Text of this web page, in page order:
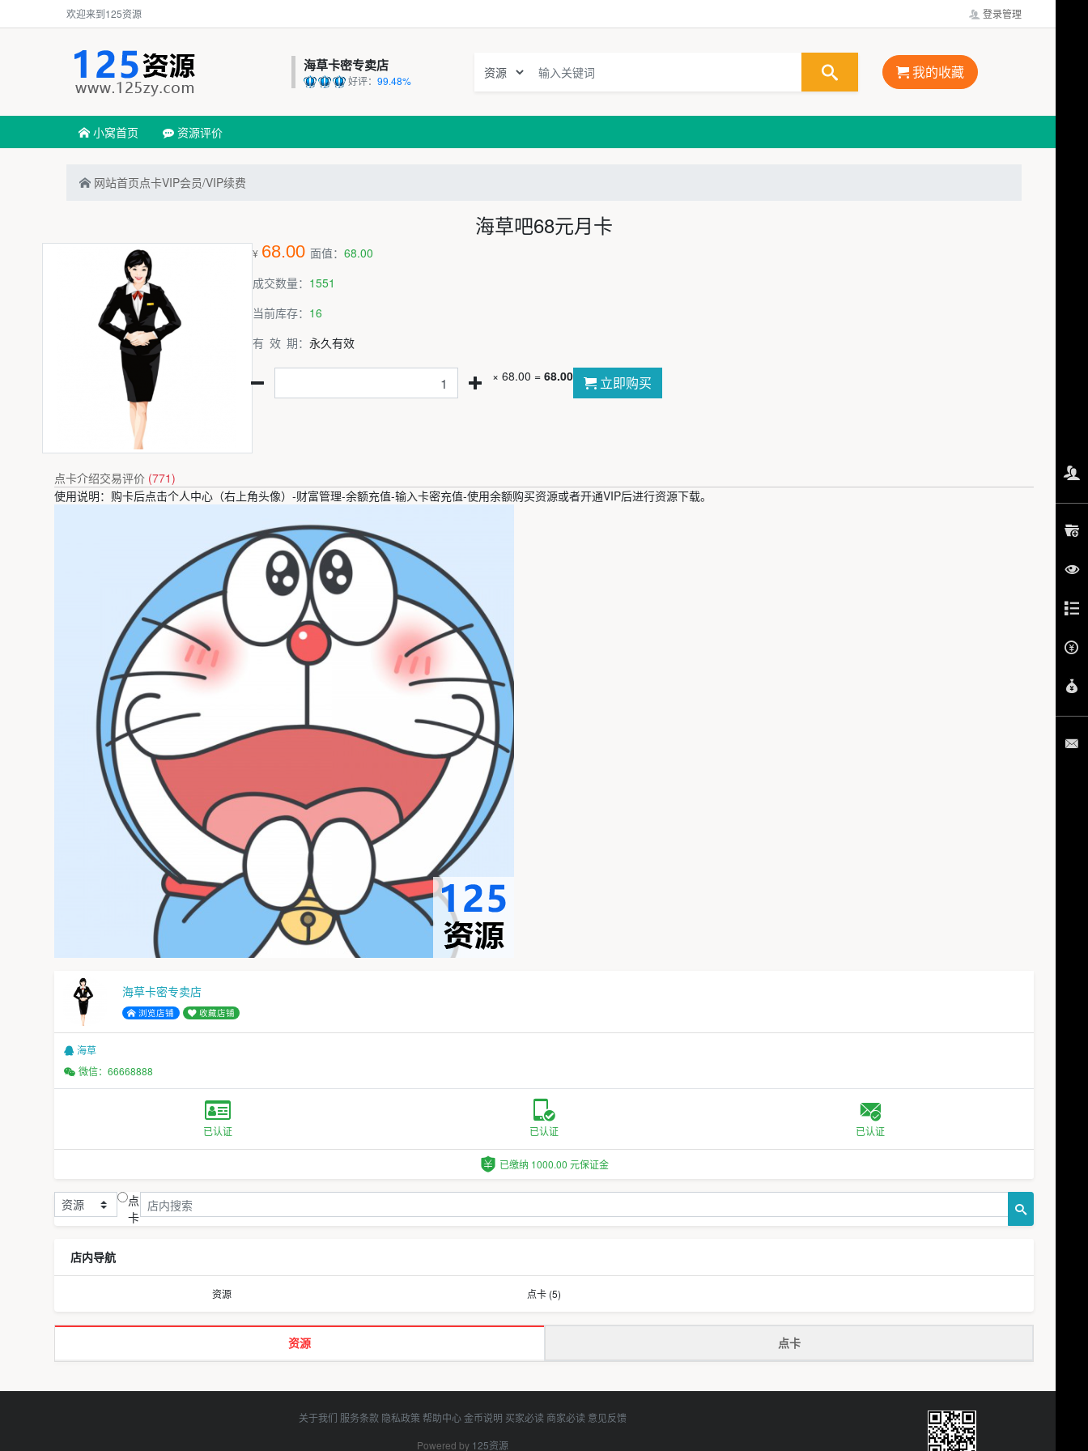
欢迎来到125资源 登录管理
海草卡密专卖店
好评： 99.48% 我的收藏
小窝首页 资源评价
网站首页点卡VIP会员/VIP续费
海草吧68元月卡
¥ 68.00 面值： 68.00
成交数量： 1551
当前库存： 16
有 效 期： 永久有效
× 68.00 = 68.00 立即购买
点卡介绍交易评价 (771)
使用说明：购卡后点击个人中心（右上角头像）-财富管理-余额充值-输入卡密充值-使用余额购买资源或者开通VIP后进行资源下载。
海草卡密专卖店
浏览店铺 收藏店铺
海草
微信：66668888
已认证 已认证 已认证
已缴纳 1000.00 元保证金
点
卡
店内导航
资源 点卡 (5)
资源 点卡
关于我们 服务条款 隐私政策 帮助中心金币说明 买家必读 商家必读 意见反馈
Powered by 125资源